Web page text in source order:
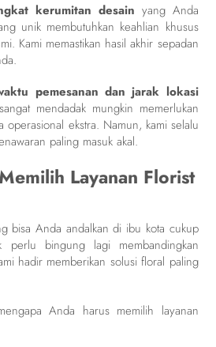
kerumitan desain yang Anda
unik membutuhkan keahlian khusus
Kami memastikan hasil akhir sepadan
pemesanan dan jarak lokasi
mendadak mungkin memerlukan
operasional ekstra. Namun, kami selalu
paling masuk akal.
Layanan Florist
bisa Anda andalkan di ibu kota cukup
perlu bingung lagi membandingkan
hadir memberikan solusi floral paling
Anda harus memilih layanan